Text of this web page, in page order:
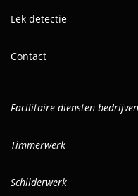
Lek detectie
Contact
Facilitaire diensten bedrijven
Timmerwerk
Schilderwerk